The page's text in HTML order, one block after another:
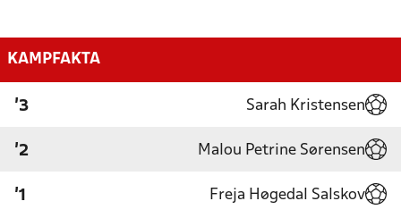
KAMPFAKTA
'3 Sarah Kristensen
'2 Malou Petrine Sørensen
'1 Freja Høgedal Salskov